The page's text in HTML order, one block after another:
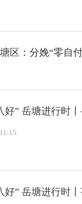
区：分娩“零自
好” 岳塘进行时
好” 岳塘进行时